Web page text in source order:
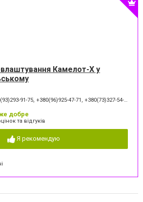
Камелот-Х у
+380(97)374-26-25, +380(93)293-91-75, +380(96)925-47-71, +380(73)327-54-83
добре
та відгуків
Я рекомендую